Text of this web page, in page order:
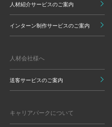
人材紹介サービスのご案内
インターン制作サービスのご案内
人材会社様へ
送客サービスのご案内
キャリアパークについて